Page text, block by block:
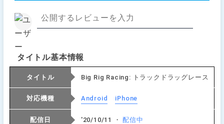
タイトル基本情報
タイトル Big Rig Racing: トラックドラッグレース
対応機種 Android iPhone
配信日 '20/10/11 ・配信中